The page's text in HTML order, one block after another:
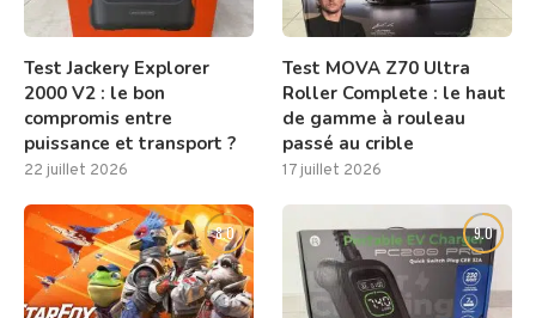
Test Jackery Explorer
2000 V2 : le bon
compromis entre
puissance et transport ?
22 juillet 2026
Test MOVA Z70 Ultra
Roller Complete : le haut
de gamme à rouleau
passé au crible
17 juillet 2026
8.0 9.0